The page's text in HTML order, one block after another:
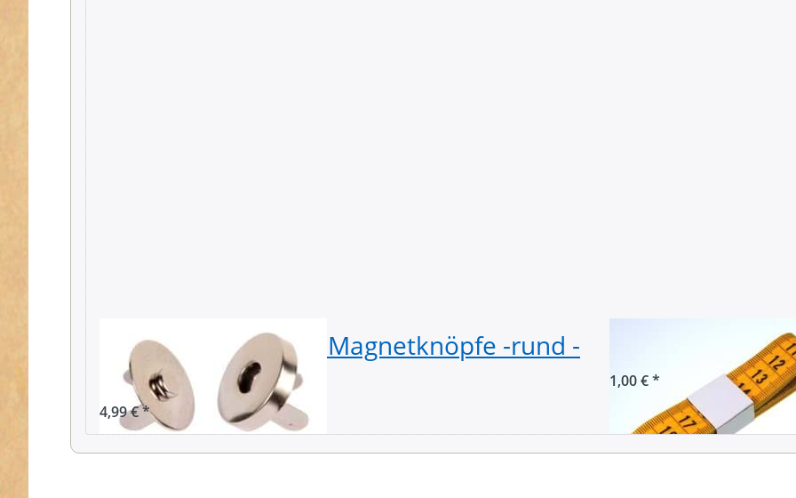
Magnetverschluss / Magnetknöpfe -rund -
18mm - 10 Stück
4,99 € *
Maßband
1,00 € *